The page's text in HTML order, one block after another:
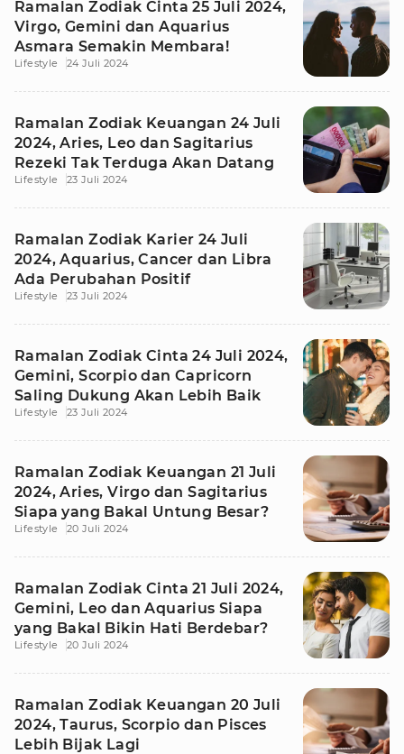
Ramalan Zodiak Cinta 25 Juli 2024,
Virgo, Gemini dan Aquarius
Asmara Semakin Membara!
Lifestyle 24 Juli 2024
Ramalan Zodiak Keuangan 24 Juli
2024, Aries, Leo dan Sagitarius
Rezeki Tak Terduga Akan Datang
Lifestyle 23 Juli 2024
Ramalan Zodiak Karier 24 Juli
2024, Aquarius, Cancer dan Libra
Ada Perubahan Positif
Lifestyle 23 Juli 2024
Ramalan Zodiak Cinta 24 Juli 2024,
Gemini, Scorpio dan Capricorn
Saling Dukung Akan Lebih Baik
Lifestyle 23 Juli 2024
Ramalan Zodiak Keuangan 21 Juli
2024, Aries, Virgo dan Sagitarius
Siapa yang Bakal Untung Besar?
Lifestyle 20 Juli 2024
Ramalan Zodiak Cinta 21 Juli 2024,
Gemini, Leo dan Aquarius Siapa
yang Bakal Bikin Hati Berdebar?
Lifestyle 20 Juli 2024
Ramalan Zodiak Keuangan 20 Juli
2024, Taurus, Scorpio dan Pisces
Lebih Bijak Lagi